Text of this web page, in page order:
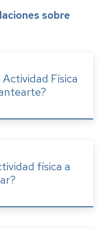
sobre
Física
física a